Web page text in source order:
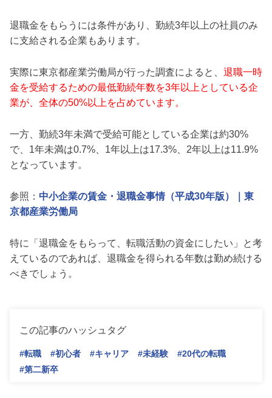
退職金をもらうには条件があり、勤続3年以上の社員のみ
に支給される企業もあります。
実際に東京都産業労働局が行った調査によると、 退職一時
金を受給するための最低勤続年数を3年以上としている企
業が、全体の50%以上を占めています。
一方、勤続3年未満で受給可能としている企業は約30%
で、1年未満は0.7%、1年以上は17.3%、2年以上は11.9%
となっています。
参照： 中小企業の賃金・退職金事情（平成30年版）｜東
京都産業労働局
特に「退職金をもらって、転職活動の資金にしたい」と考
えているのであれば、退職金を得られる年数は勤め続ける
べきでしょう。
この記事のハッシュタグ
#転職 #初心者 #キャリア #未経験
#20代の転職
#第二新卒